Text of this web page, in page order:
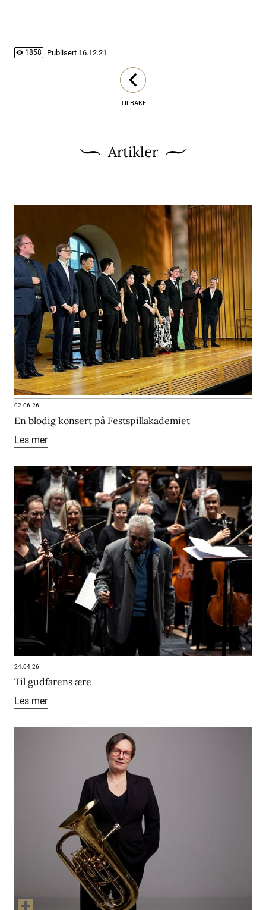
1858 Publisert 16.12.21
TILBAKE
Artikler
02.06.26
En blodig konsert på Festspillakademiet
Les mer
24.04.26
Til gudfarens ære
Les mer